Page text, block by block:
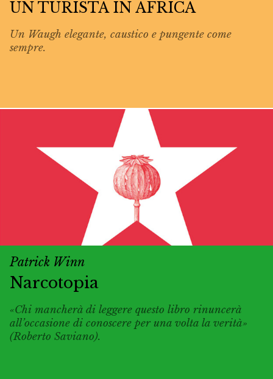
UN TURISTA IN AFRICA
Un Waugh elegante, caustico e pungente come
sempre.
Patrick Winn
Narcotopia
«Chi mancherà di leggere questo libro rinuncerà
all’occasione di conoscere per una volta la verità»
(Roberto Saviano).